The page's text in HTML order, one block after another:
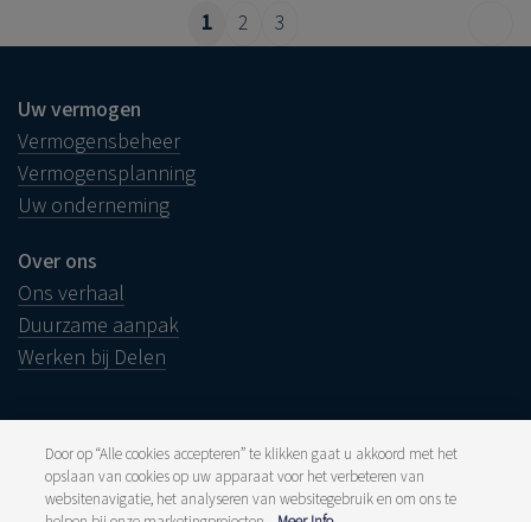
1
2 3
Uw vermogen
Vermogensbeheer
Vermogensplanning
Uw onderneming
Over ons
Ons verhaal
Duurzame aanpak
Werken bij Delen
Juridische info
Disclaimer
Door op “Alle cookies accepteren” te klikken gaat u akkoord met het
opslaan van cookies op uw apparaat voor het verbeteren van
websitenavigatie, het analyseren van websitegebruik en om ons te